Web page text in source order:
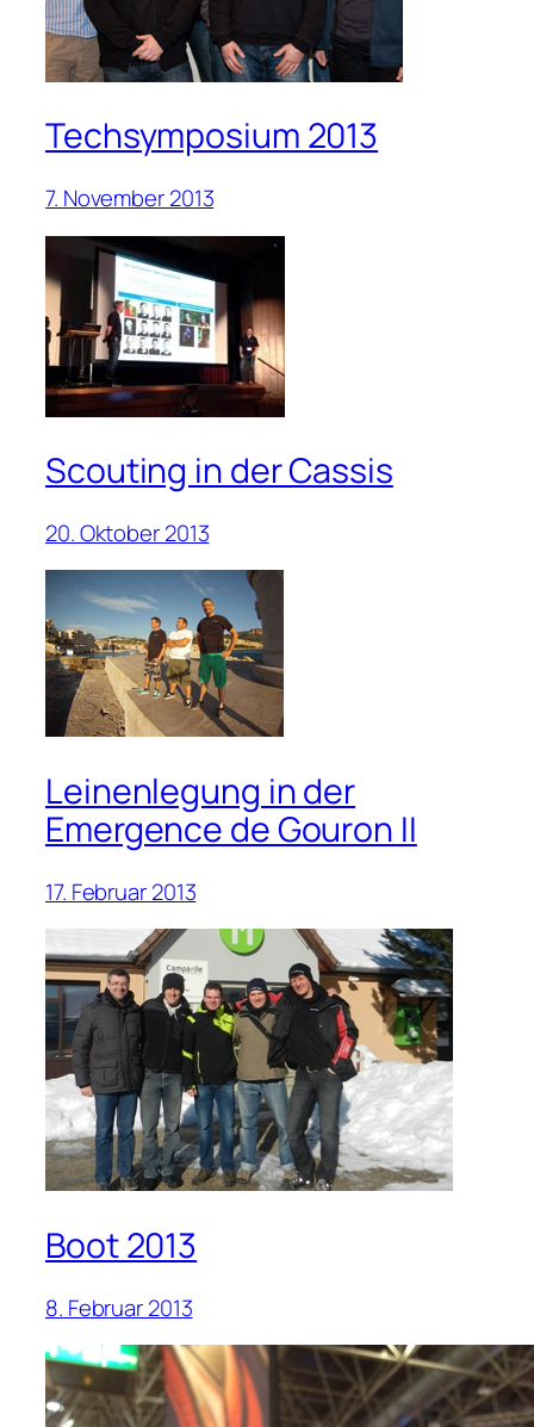
Techsymposium 2013
7. November 2013
Scouting in der Cassis
20. Oktober 2013
Leinenlegung in der
Emergence de Gouron II
17. Februar 2013
Boot 2013
8. Februar 2013